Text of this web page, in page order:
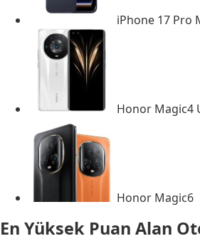
iPhone 17 Pro
Honor Magic4
Honor Magic6
En Yüksek Puan Alan